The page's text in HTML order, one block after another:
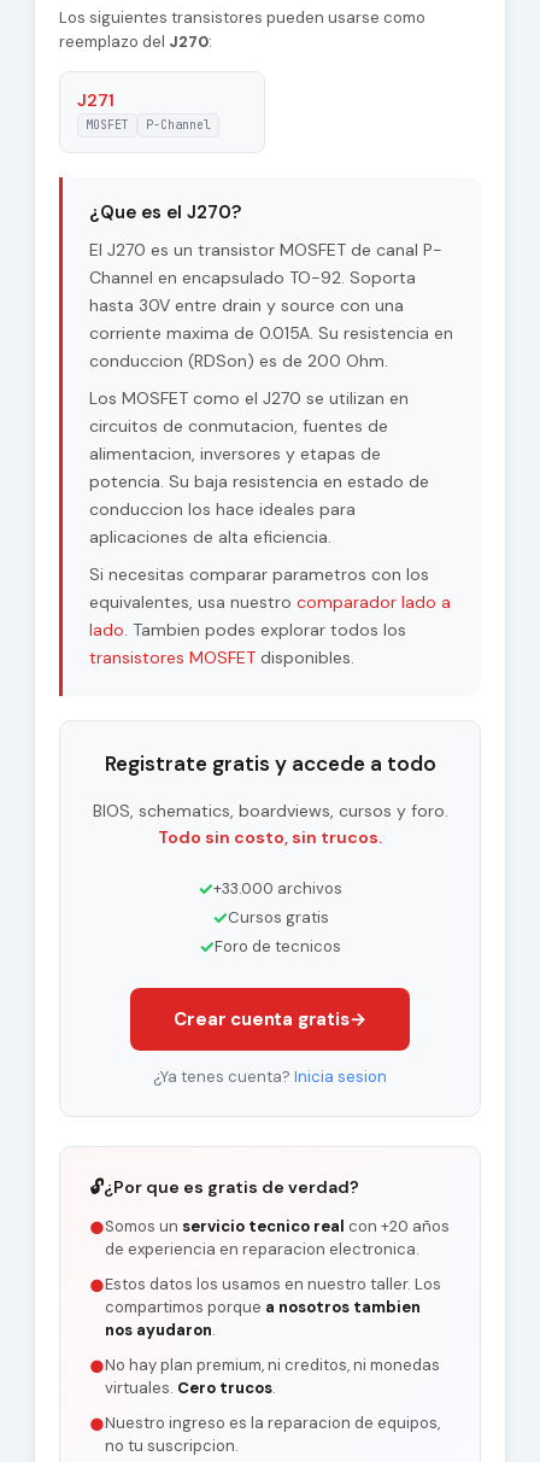
Type of Control
Channel
|Id| - Maximum
Junction
Temperature
150 °C
|Vgs| - Maximum
Gate-Source
2 V
|Vds| - Maximum
Drain-Source
RDSon - Maximum
Drain-Source On-
200 Ohm
Los siguientes transistores pueden usarse como
reemplazo del J270:
J271
MOSFET P-Channel
¿Que es el J270?
El J270 es un transistor MOSFET de canal P-
Channel en encapsulado TO-92. Soporta
hasta 30V entre drain y source con una
corriente maxima de 0.015A. Su resistencia en
conduccion (RDSon) es de 200 Ohm.
Los MOSFET como el J270 se utilizan en
circuitos de conmutacion, fuentes de
alimentacion, inversores y etapas de
potencia. Su baja resistencia en estado de
conduccion los hace ideales para
aplicaciones de alta eficiencia.
Si necesitas comparar parametros con los
equivalentes, usa nuestro comparador lado a
lado. Tambien podes explorar todos los
transistores MOSFETdisponibles.
Registrate gratis y accede a todo
BIOS, schematics, boardviews, cursos y foro.
Todo sin costo, sin trucos.
✓+33.000 archivos
✓Cursos gratis
✓Foro de tecnicos
Crear cuenta gratis→
¿Ya tenes cuenta? Inicia sesion
🔓¿Por que es gratis de verdad?
●Somos un servicio tecnico real con +20 años
de experiencia en reparacion electronica.
●Estos datos los usamos en nuestro taller. Los
compartimos porque a nosotros tambien
nos ayudaron.
●No hay plan premium, ni creditos, ni monedas
virtuales. Cero trucos.
●Nuestro ingreso es la reparacion de equipos,
no tu suscripcion.